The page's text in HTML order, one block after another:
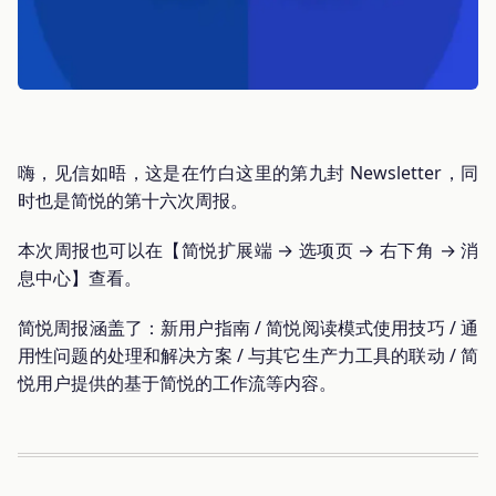
嗨，见信如晤，这是在竹白这里的第九封 Newsletter，同
时也是简悦的第十六次周报。
本次周报也可以在【简悦扩展端 → 选项页 → 右下角 → 消
息中心】查看。
简悦周报涵盖了：新用户指南 / 简悦阅读模式使用技巧 / 通
用性问题的处理和解决方案 / 与其它生产力工具的联动 / 简
悦用户提供的基于简悦的工作流等内容。